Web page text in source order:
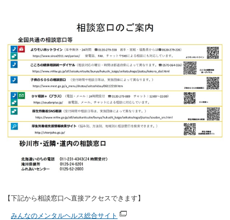
【下記から相談窓口へ直接アクセスできます】
みんなのメンタルヘルス総合サイト